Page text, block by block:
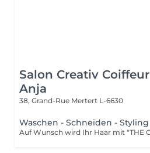
Salon Creativ Coiffeur
Anja
38, Grand-Rue Mertert L-6630
Waschen - Schneiden - Styling